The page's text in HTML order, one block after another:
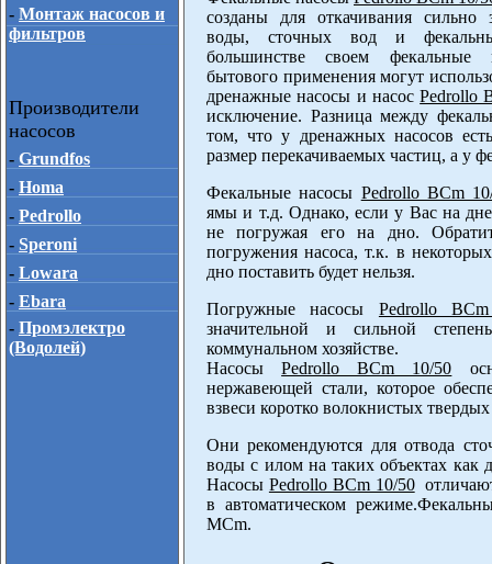
- Монтаж насосов и
фильтров
Производители
насосов
- Grundfos
- Homa
- Pedrollo
- Speroni
- Lowara
- Ebara
- Промэлектро
(Водолей)
созданы для откачивания сильно
воды, сточных вод и
большинстве своем фекальные
бытового применения могут
дренажные насосы и насосPedrollo
исключение. Разница между
том, что у дренажных насосов
размер перекачиваемых частиц, а у
Фекальные насосы Pedrollo BCm
ямы и т.д. Однако, если у Вас на
не погружая его на дно.
погружения насоса, т.к. в
дно поставить будет нельзя.
Погружные насосы Pedrollo
значительной и сильной
коммунальном хозяйстве.
НасосыPedrollo BCm 10/50
нержавеющей стали, которое
взвеси коротко волокнистых
Они рекомендуются для отвода
воды с илом на таких объектах как
Насосы Pedrollo BCm 10/50
в автоматическом
MCm.